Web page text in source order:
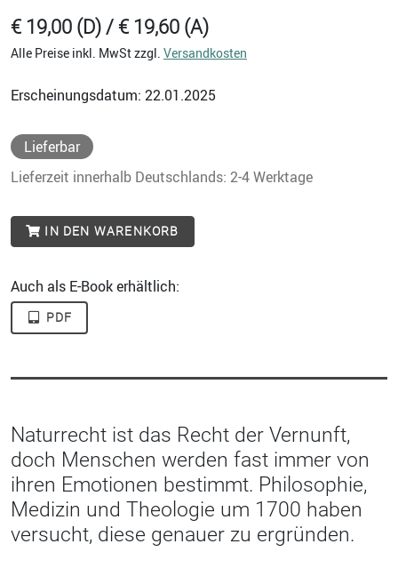
€ 19,00 (D) / € 19,60 (A)
Alle Preise inkl. MwSt zzgl. Versandkosten
Erscheinungsdatum: 22.01.2025
Lieferbar
Lieferzeit innerhalb Deutschlands: 2-4 Werktage
IN DEN WARENKORB
Auch als E-Book erhältlich:
PDF
Naturrecht ist das Recht der Vernunft,
doch Menschen werden fast immer von
ihren Emotionen bestimmt. Philosophie,
Medizin und Theologie um 1700 haben
versucht, diese genauer zu ergründen.